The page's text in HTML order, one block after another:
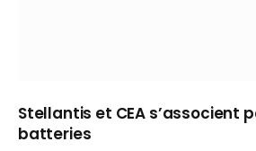
Stellantis et CEA s’associent
batteries